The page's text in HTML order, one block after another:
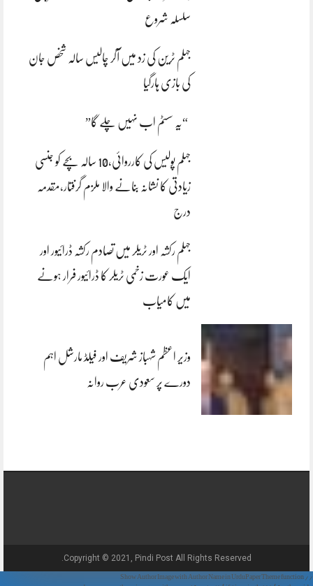
سلسلہ شروع
جہلم ٹرین کی زد میں آکر چالیس سالہ شخص جان
کی بازی ہارگیا
“یہ سسٹم اب نہیں چلے گا”
جہلم پولیس کی کارروائی،10 سالہ بچے کو جنسی
زیادتی کا نشانہ بنانے والا ملزم گرفتار،مقدمہ
درج
جہلم رکشہ اور ٹریلر میں تصادم رکشہ ڈرائیور اور
ایک عورت زخمی ٹریلر کا ڈرائیور فرار ہونے
میں کامیاب
وزیر اعظم شہباز شریف اور فیلڈ مارشل اہم
دورے پر سعودی عرب روانہ
Copyright © 2021, Pindi Post All Rights Reserved.
// Show Author Image with Author Name in UrduPaper Theme function